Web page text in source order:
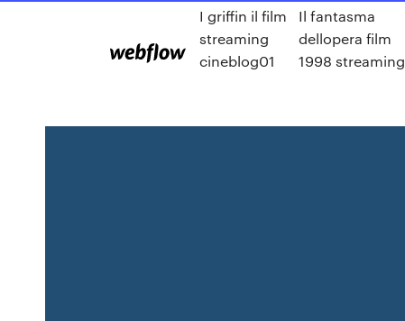
I griffin il film
streaming
cineblog01
Il fantasma
dellopera film
1998 streaming